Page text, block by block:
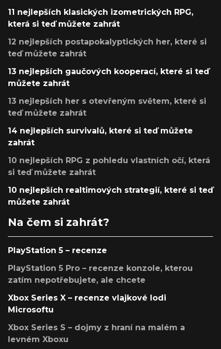
11 nejlepších klasických izometrických RPG,
která si teď můžete zahrát
12 nejlepších postapokalyptických her, které si
teď můžete zahrát
13 nejlepších gaučových kooperací, které si teď
můžete zahrát
13 nejlepších her s otevřeným světem, které si
teď můžete zahrát
14 nejlepších survivalů, které si teď můžete
zahrát
10 nejlepších RPG z pohledu vlastních očí, která
si teď můžete zahrát
10 nejlepších realtimových strategií, které si teď
můžete zahrát
Na čem si zahrát?
PlayStation 5 – recenze
PlayStation 5 Pro – recenze konzole, kterou
zatím nepotřebujete, ale chcete
Xbox Series X – recenze vlajkové lodi
Microsoftu
Xbox Series S – dojmy z hraní na malém a
levném Xboxu